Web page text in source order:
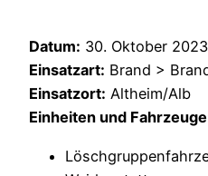
Datum: 30. Oktober
Einsatzart: Brand >
Einsatzort: Altheim/Alb
Einheiten und